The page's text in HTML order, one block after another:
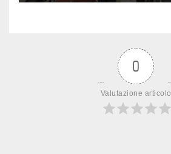
0
Valutazione articolo